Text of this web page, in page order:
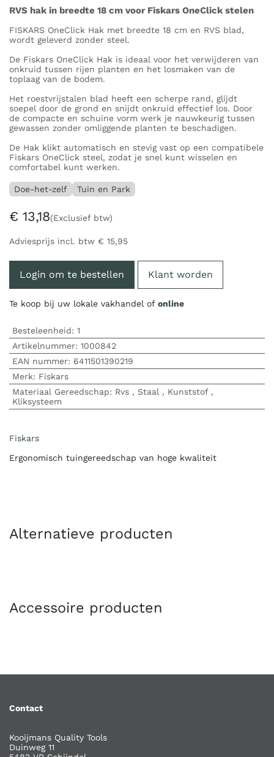
RVS hak in breedte 18 cm voor Fiskars OneClick stelen
FISKARS OneClick Hak met breedte 18 cm en RVS blad,
wordt geleverd zonder steel.
De Fiskars OneClick Hak is ideaal voor het verwijderen van
onkruid tussen rijen planten en het losmaken van de
toplaag van de bodem.
Het roestvrijstalen blad heeft een scherpe rand, glijdt
soepel door de grond en snijdt onkruid effectief los. Door
de compacte en schuine vorm werk je nauwkeurig tussen
gewassen zonder omliggende planten te beschadigen.
De Hak klikt automatisch en stevig vast op een compatibele
Fiskars OneClick steel, zodat je snel kunt wisselen en
comfortabel kunt werken.
Doe-het-zelf Tuin en Park
€ 13,18(Exclusief btw)
Adviesprijs incl. btw € 15,95
Login om te bestellen Klant worden
Te koop bij uw lokale vakhandel of online
Besteleenheid: 1
Artikelnummer: 1000842
EAN nummer: 6411501390219
Merk: Fiskars
Materiaal Gereedschap: Rvs, Staal , Kunststof,
Kliksysteem
Fiskars
Ergonomisch tuingereedschap van hoge kwaliteit
Alternatieve producten
Accessoire producten
Contact
Kooijmans Quality Tools
Duinweg 11